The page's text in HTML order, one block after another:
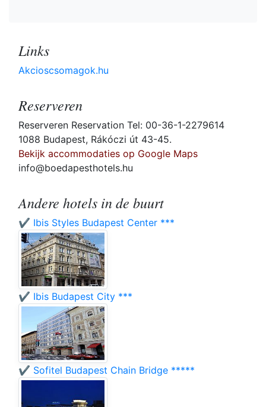
Links
Akcioscsomagok.hu
Reserveren
Reserveren Reservation Tel: 00-36-1-2279614
1088 Budapest, Rákóczi út 43-45.
Bekijk accommodaties op Google Maps
info@boedapesthotels.hu
Andere hotels in de buurt
✔️ Ibis Styles Budapest Center ***
✔️ Ibis Budapest City ***
✔️ Sofitel Budapest Chain Bridge *****